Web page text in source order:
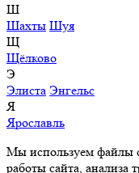
Ш
Шахты Шуя
Щ
Щёлково
Э
Элиста Энгельс
Я
Ярославль
Мы используем файлы
работы сайта, анализа